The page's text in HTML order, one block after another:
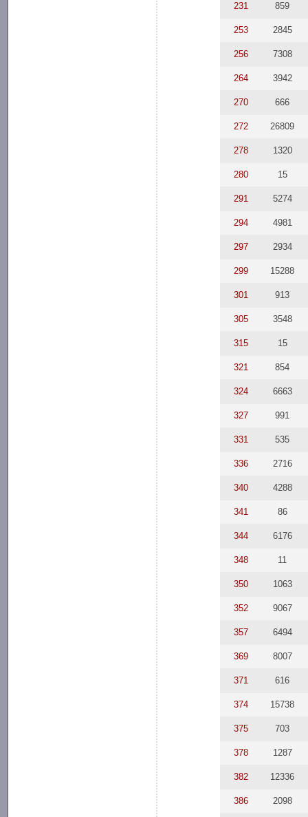
231 859
253 2845
256 7308
264 3942
270 666
272 26809
278 1320
280 15
291 5274
294 4981
297 2934
299 15288
301 913
305 3548
315 15
321 854
324 6663
327 991
331 535
336 2716
340 4288
341 86
344 6176
348 11
350 1063
352 9067
357 6494
369 8007
371 616
374 15738
375 703
378 1287
382 12336
386 2098